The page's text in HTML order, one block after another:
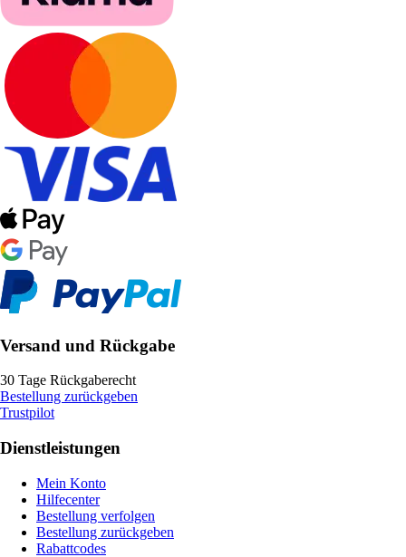
Versand und Rückgabe
30 Tage Rückgaberecht
Bestellung zurückgeben
Trustpilot
Dienstleistungen
Mein Konto
Hilfecenter
Bestellung verfolgen
Bestellung zurückgeben
Rabattcodes